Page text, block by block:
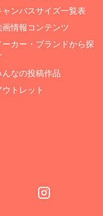
ャンバスサイズ一覧表
画情報コンテンツ
ーカー・ブランドから探
んなの投稿作品
ウトレット